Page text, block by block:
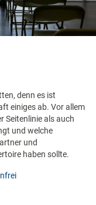
denn es ist
einiges ab. Vor allem
Seitenlinie als auch
und welche
und
haben sollte.